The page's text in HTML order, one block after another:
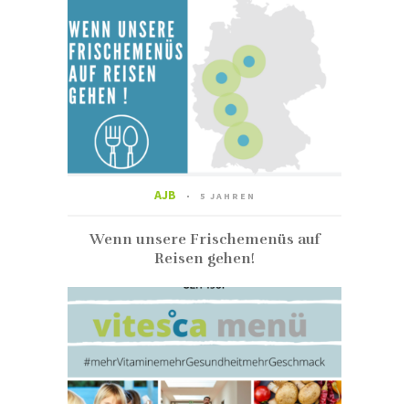
AJB 5 JAHREN
Wenn unsere Frischemenüs auf
Reisen gehen!